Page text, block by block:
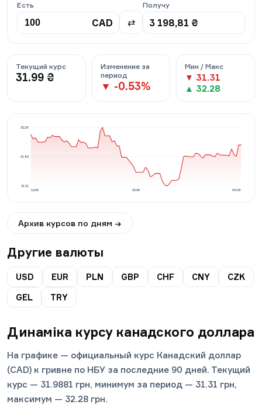
Есть
CAD ⇄
Получу
3 198,81 ₴
Текущий курс
31.99 ₴
Изменение за
период
▼ -0.53%
Мин / Макс
▼ 31.31
▲ 32.28
31.31
31.80
32.28
12.05 25.06 08.08
Архив курсов по дням →
Другие валюты
USD EUR PLN GBP CHF CNY CZK
GEL TRY
Динаміка курсу канадского доллара
На графике — официальный курс Канадский доллар
(CAD) к гривне по НБУ за последние 90 дней. Текущий
курс — 31.9881 грн, минимум за период — 31.31 грн,
максимум — 32.28 грн.